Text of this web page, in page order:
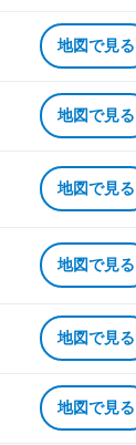
地図で見る
地図で見る
地図で見る
地図で見る
地図で見る
地図で見る